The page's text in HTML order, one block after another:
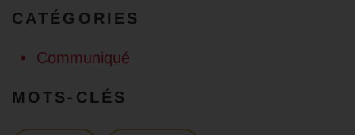
CATÉGORIES
Communiqué
MOTS-CLÉS